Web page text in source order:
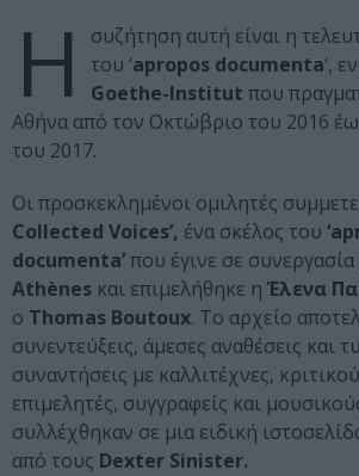
Η
συζήτηση αυτή είναι η
του ‘apropos documenta‘,
Goethe-Institut που
Αθήνα από τον Οκτώβριο του 2016
του 2017.
Οι προσκεκλημένοι ομιλητές
Collected Voices’, ένα σκέλος του
documenta’που έγινε σε συνεργασία
Athènes και επιμελήθηκε η Έλενα
ο Thomas Boutoux. Το αρχείο
συνεντεύξεις, άμεσες αναθέσεις και
συναντήσεις με καλλιτέχνες,
επιμελητές, συγγραφείς και
συλλέχθηκαν σε μια ειδική
από τους Dexter Sinister.